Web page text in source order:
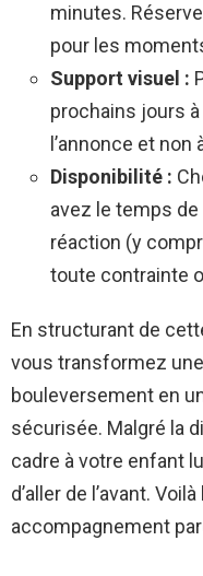
minutes.
pour les
Support visuel :
prochains jours à
l’annonce et
Disponibilité :
avez le temps de
réaction (y
toute contrainte
En structurant de
vous transformez
bouleversement en
sécurisée. Malgré la
cadre à votre enfant
d’aller de l’avant.
accompagnement